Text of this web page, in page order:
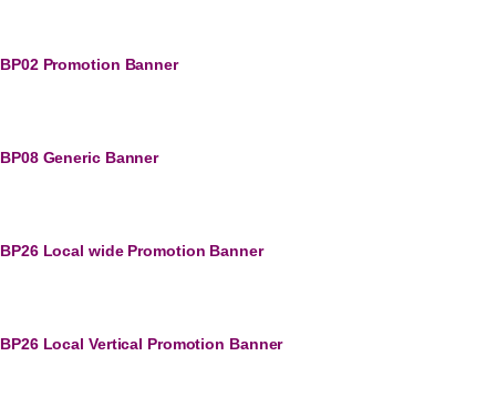
BP02 Promotion Banner
BP08 Generic Banner
BP26 Local wide Promotion Banner
BP26 Local Vertical Promotion Banner